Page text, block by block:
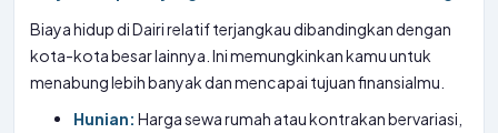
Biaya hidup di Dairi relatif terjangkau dibandingkan dengan
kota-kota besar lainnya. Ini memungkinkan kamu untuk
menabung lebih banyak dan mencapai tujuan finansialmu.
Hunian: Harga sewa rumah atau kontrakan bervariasi,